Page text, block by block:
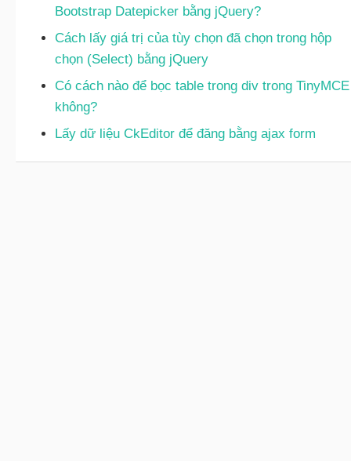
Bootstrap Datepicker bằng jQuery?
Cách lấy giá trị của tùy chọn đã chọn trong hộp
chọn (Select) bằng jQuery
Có cách nào để bọc table trong div trong TinyMCE
không?
Lấy dữ liệu CkEditor để đăng bằng ajax form